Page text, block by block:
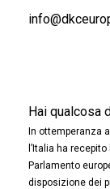
Hai qualcosa
In ottemperanza
l’Italia ha
Parlamento
disposizione dei